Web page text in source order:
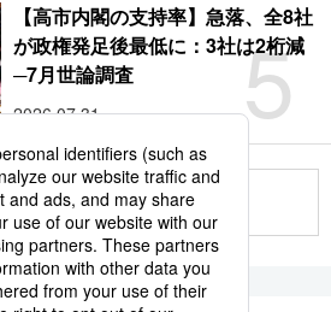
5
【高市内閣の支持率】急落、全8社
が政権発足後最低に：3社は2桁減
─7月世論調査
2026.07.31
もっと見る